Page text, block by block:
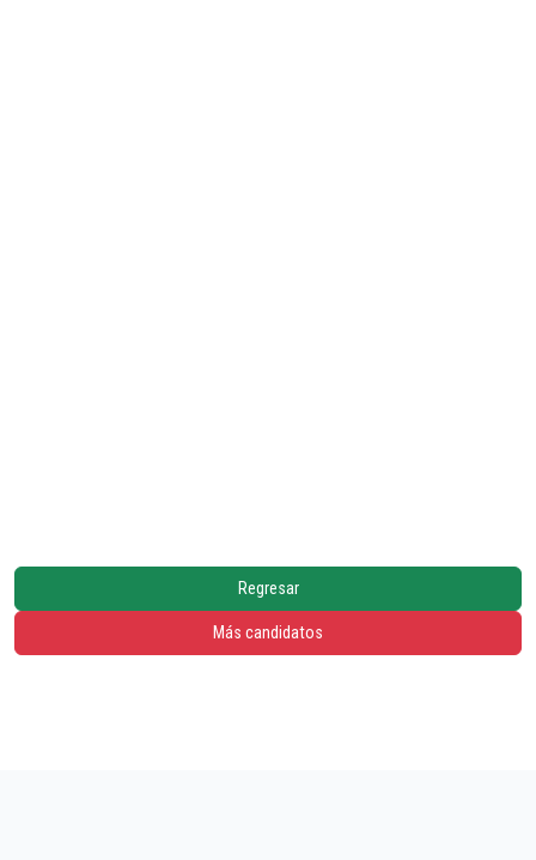
Regresar
Más candidatos